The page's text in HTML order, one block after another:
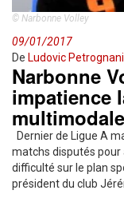
© Narbonne Volley
09/01/2017
De Ludovic Petrognani
Narbonne
impatience
Dernier de Ligue A
matchs disputés pour
difficulté sur le plan
président du club